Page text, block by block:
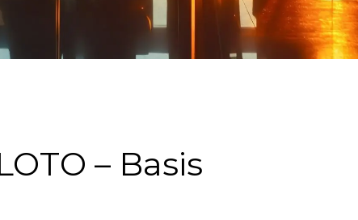
– Basis